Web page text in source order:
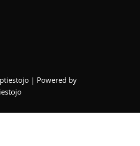
| Powered by